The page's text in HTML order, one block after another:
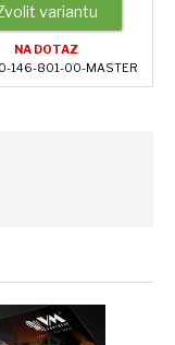
variantu
NA DOTAZ
146-801-00-MASTER